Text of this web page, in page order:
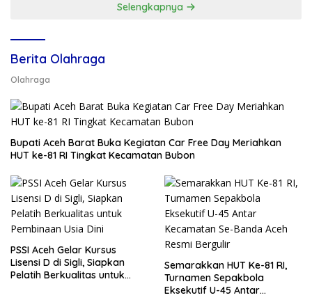
Selengkapnya
Berita Olahraga
Olahraga
Bupati Aceh Barat Buka Kegiatan Car Free Day Meriahkan
HUT ke-81 RI Tingkat Kecamatan Bubon
PSSI Aceh Gelar Kursus
Lisensi D di Sigli, Siapkan
Pelatih Berkualitas untuk
Semarakkan HUT Ke-81 RI,
Turnamen Sepakbola
Eksekutif U-45 Antar